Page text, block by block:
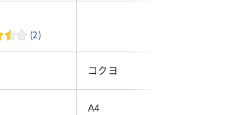
(2)
コクヨ
A4